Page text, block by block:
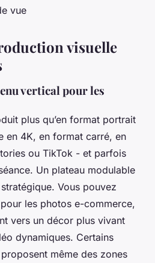
vue
visuelle
vertical pour les
plus qu’en format portrait
en 4K, en format carré, en
ou TikTok - et parfois
Un plateau modulable
Vous pouvez
les photos e-commerce,
vers un décor plus vivant
dynamiques. Certains
même des zones